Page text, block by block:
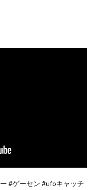
#ゲーセン #ufoキャッチ